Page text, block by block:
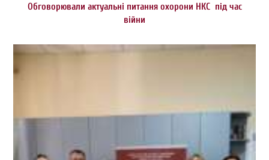
Обговорювали актуальні питання охорони НКС під час
війни